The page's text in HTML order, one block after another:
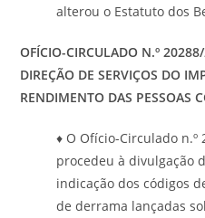
alterou o Estatuto dos
OFÍCIO-CIRCULADO N.º
DIREÇÃO DE SERVIÇOS DO
RENDIMENTO DAS PESSOAS
♦ O Ofício-Circulado n.º
procedeu à divulgação
indicação dos códigos
de derrama lançadas